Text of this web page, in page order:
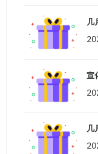
几
宣
几